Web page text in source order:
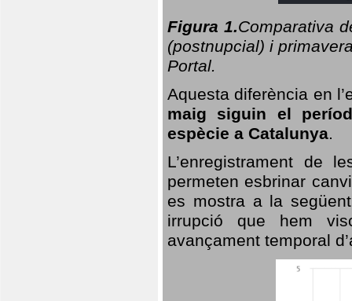
Figura 1.Comparativa
(postnupcial) i
Portal.
Aquesta diferència en
maig siguin el
espècie a Catalunya.
L’enregistrament de
permeten esbrinar
es mostra a la
irrupció que hem
avançament temporal